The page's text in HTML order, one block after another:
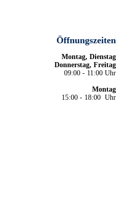
Öffnungszeiten
Montag, Dienstag
Donnerstag, Freitag
09:00 - 11:00 Uhr
Montag
15:00 - 18:00 Uhr